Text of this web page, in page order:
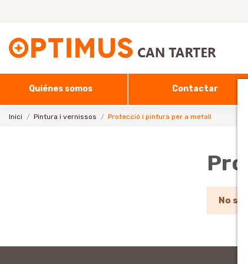
Quiénes somos Contactar
Inici Pintura i vernissos Protecció i pintura per a metall
No